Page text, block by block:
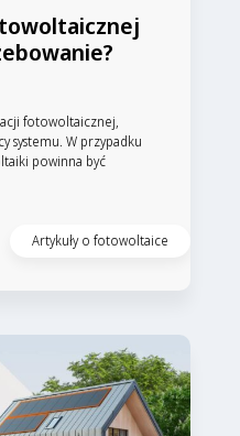
fotowoltaicznej,
systemu. W przypadku
powinna być
Artykuły o fotowoltaice